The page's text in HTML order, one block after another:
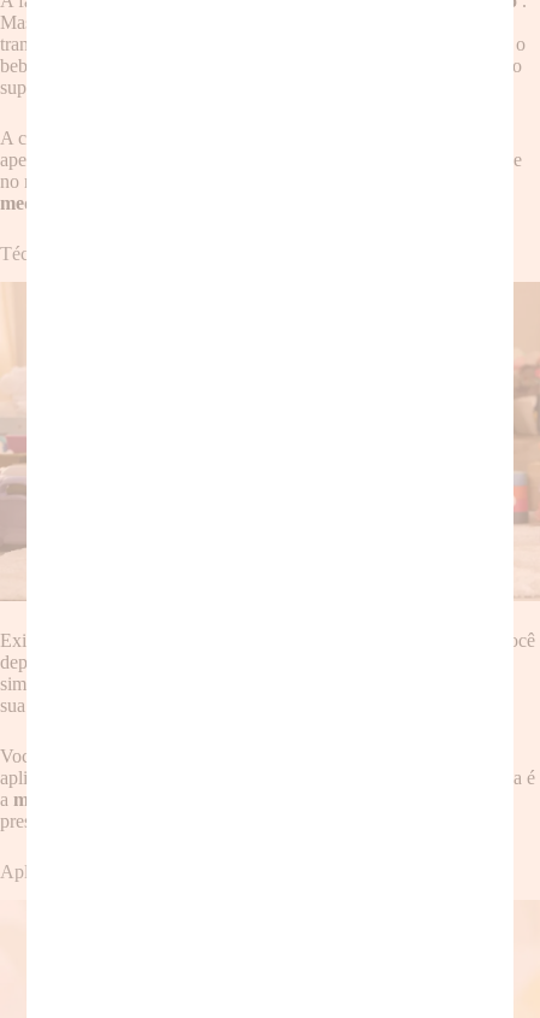
Mas é importante lembrar que qualquer momento pode ser
transformado em um momento de
consciente. Enquanto o
bebê mama, durante o banho do seu filho, enquanto espera na fila do
supermercado… observe sua respiração e o momento presente.
A chave é a intenção. Decida reservar um tempo, mesmo que sejam
apenas alguns minutos ao dia, para se concentrar em sua respiração e
no momento presente. Não precisa ser um ambiente silencioso, a
meditação
Técnicas de Meditação para Mães
Existem diversas técnicas de
, e encontrar a ideal para você
depende de sua experiência e preferência. Comece com técnicas
simples, como a
sua respiração, observando a entrada e saída do ar.
Você também pode experimentar a
aplicativos ou vídeos que te orientam durante a prática. Outra técnica é
a meditação
prestando atenção nas sensações do corpo e no movimento.
Aplicativos e Recursos Online para Meditação